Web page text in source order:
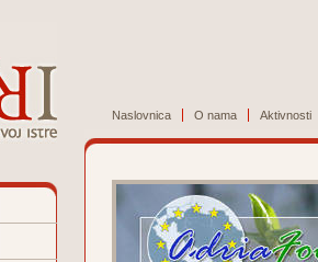
Naslovnica O nama Aktivnosti